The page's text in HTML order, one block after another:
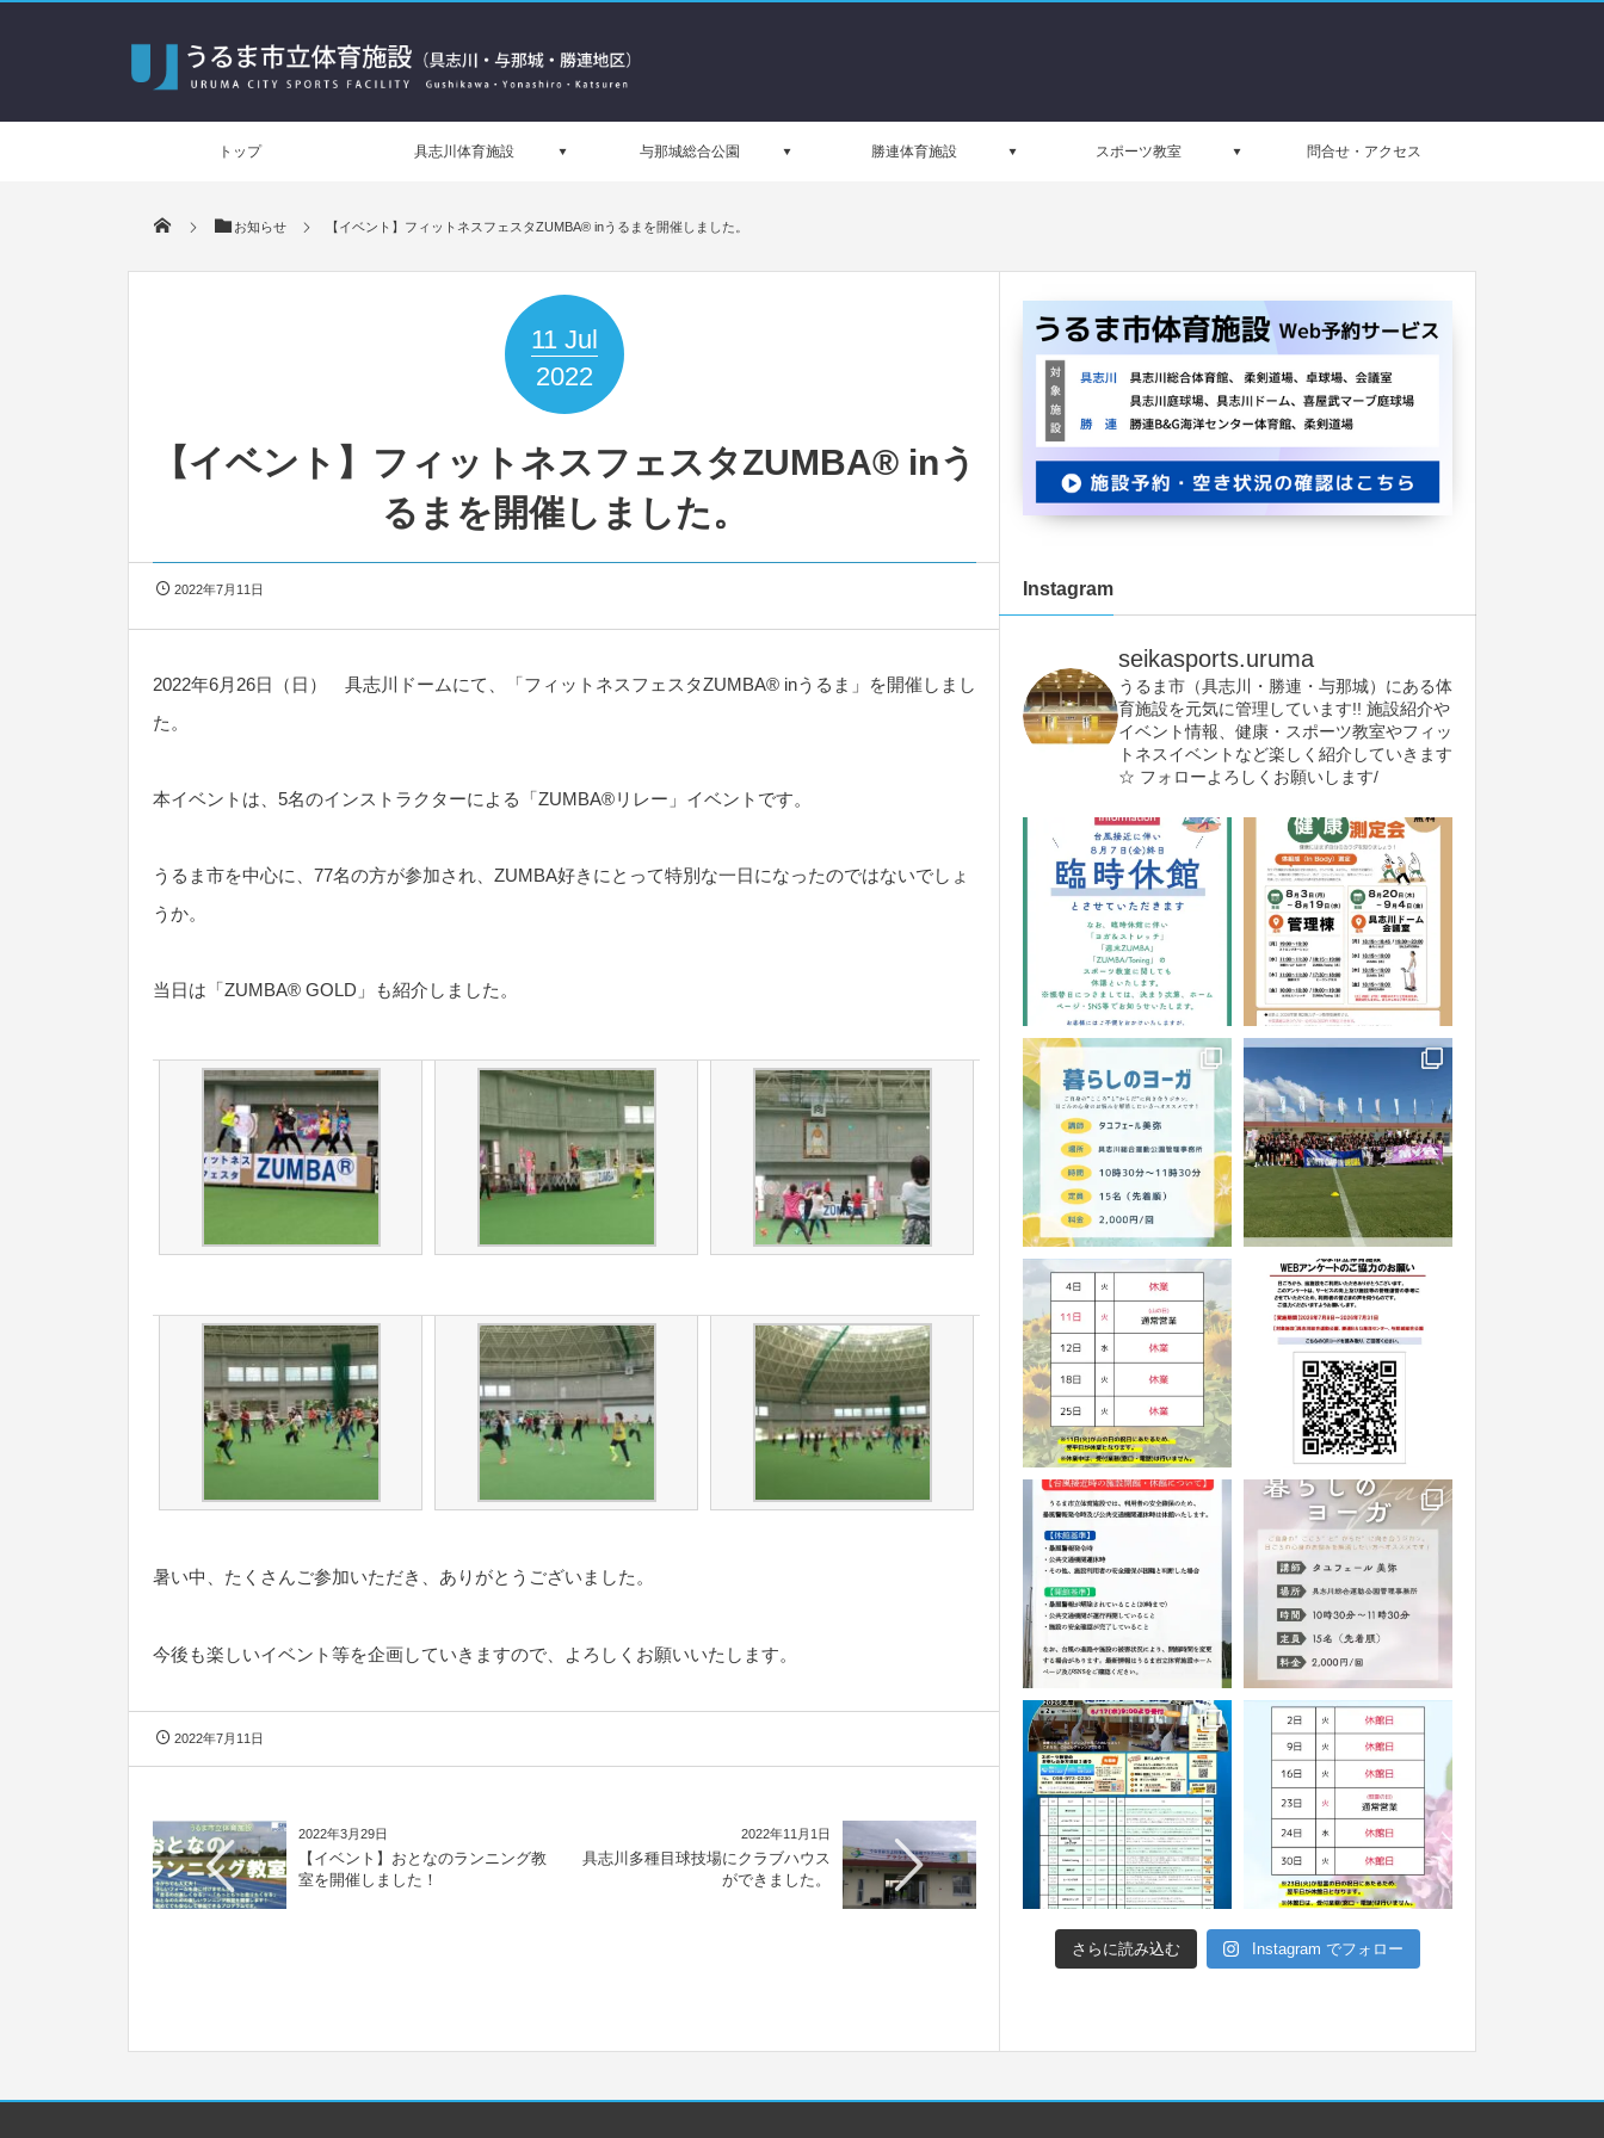
トップ 具志川体育施設 与那城総合公園 勝連体育施設 スポーツ教室 問合せ・アクセス
お知らせ 【イベント】フィットネスフェスタZUMBA® inうるまを開催しました。
11 Jul
2022
【イベント】フィットネスフェスタZUMBA® inう
るまを開催しました。
2022年7月11日
2022年6月26日（日） 具志川ドームにて、「フィットネスフェスタZUMBA® inうるま」を開催しまし
た。
本イベントは、5名のインストラクターによる「ZUMBA®リレー」イベントです。
うるま市を中心に、77名の方が参加され、ZUMBA好きにとって特別な一日になったのではないでしょ
うか。
当日は「ZUMBA® GOLD」も紹介しました。
暑い中、たくさんご参加いただき、ありがとうございました。
今後も楽しいイベント等を企画していきますので、よろしくお願いいたします。
2022年7月11日
2022年3月29日
【イベント】おとなのランニング教
室を開催しました！
2022年11月1日
具志川多種目球技場にクラブハウス
ができました。
Instagram
seikasports.uruma
うるま市（具志川・勝連・与那城）にある体
育施設を元気に管理しています!! 施設紹介や
イベント情報、健康・スポーツ教室やフィッ
トネスイベントなど楽しく紹介していきます
☆ フォローよろしくお願いします/
さらに読み込む Instagram でフォロー